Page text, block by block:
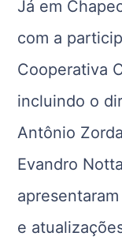
Já em
com a
Cooperativa
incluindo o
Antônio
Evandro
e